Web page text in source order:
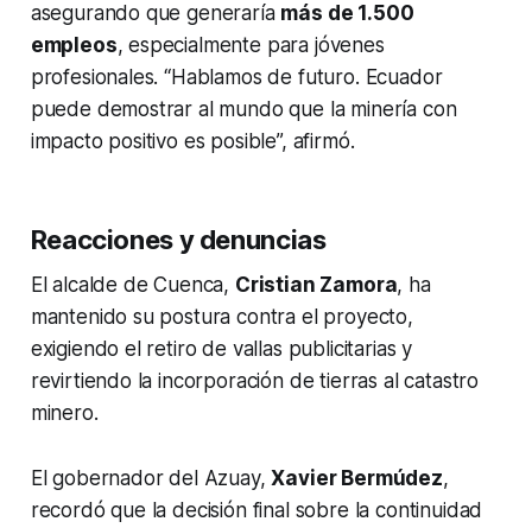
asegurando que generaría más de 1.500
empleos, especialmente para jóvenes
profesionales. “Hablamos de futuro. Ecuador
puede demostrar al mundo que la minería con
impacto positivo es posible”, afirmó.
Reacciones y denuncias
El alcalde de Cuenca, Cristian Zamora, ha
mantenido su postura contra el proyecto,
exigiendo el retiro de vallas publicitarias y
revirtiendo la incorporación de tierras al catastro
minero.
El gobernador del Azuay,Xavier Bermúdez,
recordó que la decisión final sobre la continuidad